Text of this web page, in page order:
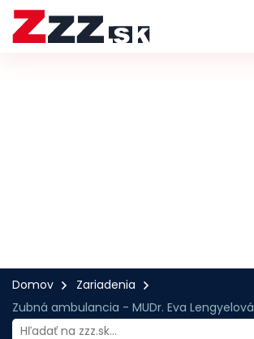
Domov
Zariadenia
Zubná ambulancia - MUDr. Eva Lengyelová